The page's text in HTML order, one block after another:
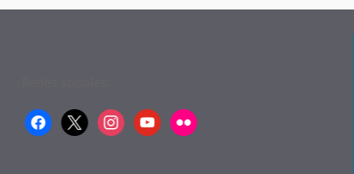
facebook
x instagramyoutubeflickr